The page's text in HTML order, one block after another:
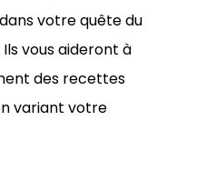
votre quête du
Ils vous aideront à
des recettes
variant votre